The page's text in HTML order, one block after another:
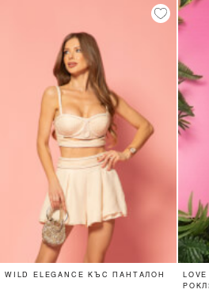
WILD ELEGANCE КЪС ПАНТАЛОН